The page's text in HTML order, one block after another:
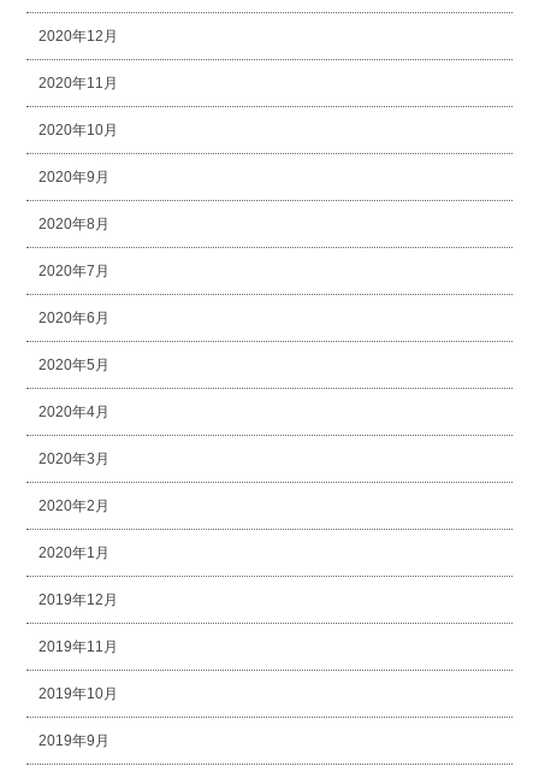
2020年12月
2020年11月
2020年10月
2020年9月
2020年8月
2020年7月
2020年6月
2020年5月
2020年4月
2020年3月
2020年2月
2020年1月
2019年12月
2019年11月
2019年10月
2019年9月